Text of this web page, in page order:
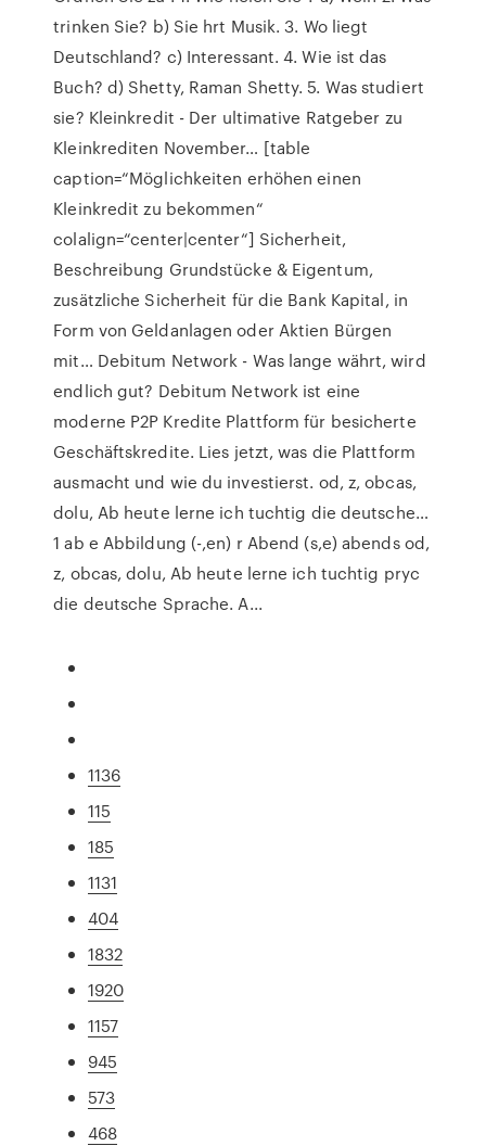
trinken Sie? b) Sie hrt Musik. 3. Wo liegt
Deutschland? c) Interessant. 4. Wie ist das
Buch? d) Shetty, Raman Shetty. 5. Was studiert
sie? Kleinkredit - Der ultimative Ratgeber zu
Kleinkrediten November… [table
caption=“Möglichkeiten erhöhen einen
Kleinkredit zu bekommen“
colalign=“center|center“] Sicherheit,
Beschreibung Grundstücke & Eigentum,
zusätzliche Sicherheit für die Bank Kapital, in
Form von Geldanlagen oder Aktien Bürgen
mit… Debitum Network - Was lange währt, wird
endlich gut? Debitum Network ist eine
moderne P2P Kredite Plattform für besicherte
Geschäftskredite. Lies jetzt, was die Plattform
ausmacht und wie du investierst. od, z, obcas,
dolu, Ab heute lerne ich tuchtig die deutsche…
1 ab e Abbildung (-,en) r Abend (s,e) abends od,
z, obcas, dolu, Ab heute lerne ich tuchtig pryc
die deutsche Sprache. A...
1136
115
185
1131
404
1832
1920
1157
945
573
468